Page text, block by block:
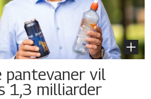
pantevaner vil
1,3 milliarder